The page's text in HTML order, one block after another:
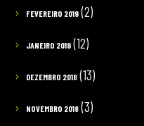
FEVEREIRO 2019(2)
JANEIRO 2019(12)
DEZEMBRO 2018(13)
NOVEMBRO 2018(3)